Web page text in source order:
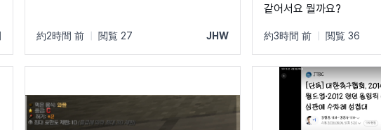
約2時間 前 閲覧 27 JHW
같어서요 뭘까요?
約3時間 前 閲覧 36